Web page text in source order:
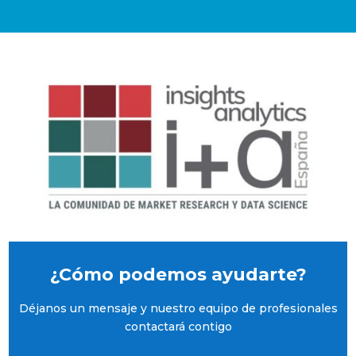
¿Cómo podemos ayudarte?
Déjanos un mensaje y nuestro equipo de profesionales
contactará contigo